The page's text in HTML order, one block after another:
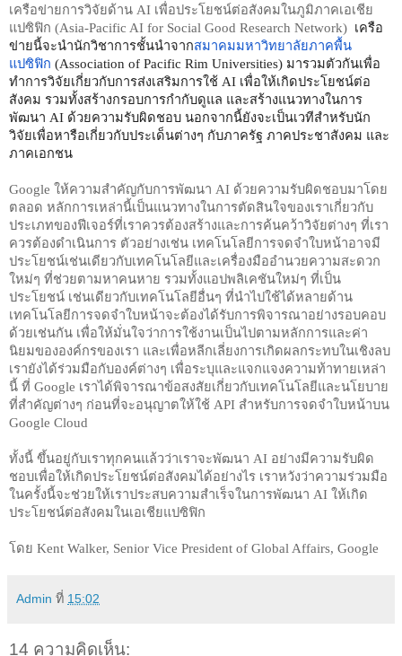
เครือข่ายการวิจัยด้าน AI เพื่อประโยชน์ต่อสังคมในภูมิภาคเอเชีย
แปซิฟิก (Asia-Pacific AI for Social Good Research Network) เครือ
ข่ายนี้จะนำนักวิชาการชั้นนำจากสมาคมมหาวิทยาลัยภาคพื้น
แปซิฟิก (Association of Pacific Rim Universities) มารวมตัวกันเพื่อ
ทำการวิจัยเกี่ยวกับการส่งเสริมการใช้ AI เพื่อให้เกิดประโยชน์ต่อ
สังคม รวมทั้งสร้างกรอบการกำกับดูแล และสร้างแนวทางในการ
พัฒนา AI ด้วยความรับผิดชอบ นอกจากนี้ยังจะเป็นเวทีสำหรับนัก
วิจัยเพื่อหารือเกี่ยวกับประเด็นต่างๆ กับภาครัฐ ภาคประชาสังคม และ
ภาคเอกชน
Google ให้ความสำคัญกับการพัฒนา AI ด้วยความรับผิดชอบมาโดย
ตลอด หลักการเหล่านี้เป็นแนวทางในการตัดสินใจของเราเกี่ยวกับ
ประเภทของฟีเจอร์ที่เราควรต้องสร้างและการค้นคว้าวิจัยต่างๆ ที่เรา
ควรต้องดำเนินการ ตัวอย่างเช่น เทคโนโลยีการจดจำใบหน้าอาจมี
ประโยชน์เช่นเดียวกับเทคโนโลยีและเครื่องมืออํานวยความสะดวก
ใหม่ๆ ที่ช่วยตามหาคนหาย รวมทั้งแอปพลิเคชันใหม่ๆ ที่เป็น
ประโยชน์ เช่นเดียวกับเทคโนโลยีอื่นๆ ที่นำไปใช้ได้หลายด้าน
เทคโนโลยีการจดจำใบหน้าจะต้องได้รับการพิจารณาอย่างรอบคอบ
ด้วยเช่นกัน เพื่อให้มั่นใจว่าการใช้งานเป็นไปตามหลักการและค่า
นิยมขององค์กรของเรา และเพื่อหลีกเลี่ยงการเกิดผลกระทบในเชิงลบ
เรายังได้ร่วมมือกับองค์ต่างๆ เพื่อระบุและแจกแจงความท้าทายเหล่า
นี้ ที่ Google เราได้พิจารณาข้อสงสัยเกี่ยวกับเทคโนโลยีและนโยบาย
ที่สำคัญต่างๆ ก่อนที่จะอนุญาตให้ใช้ API สำหรับการจดจำใบหน้าบน
Google Cloud
ทั้งนี้ ขึ้นอยู่กับเราทุกคนแล้วว่าเราจะพัฒนา AI อย่างมีความรับผิด
ชอบเพื่อให้เกิดประโยชน์ต่อสังคมได้อย่างไร เราหวังว่าความร่วมมือ
ในครั้งนี้จะช่วยให้เราประสบความสำเร็จในการพัฒนา AI ให้เกิด
ประโยชน์ต่อสังคมในเอเชียแปซิฟิก
โดย Kent Walker, Senior Vice President of Global Affairs, Google
Admin ที่ 15:02
14 ความคิดเห็น: